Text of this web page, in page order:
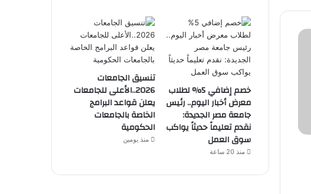
خصم إضافي 5% لطلاب
معرض أخبار اليوم.. رئيس
جامعة مصر الجديدة:
نقدم تعليماً حديثاً يواكب
سوق العمل
منذ 20 ساعة
تنسيق الجامعات
2026..الأعلى للجامعات
يعلن قواعد البرامج
الخاصة بالجامعات
الحكومية
منذ يومين